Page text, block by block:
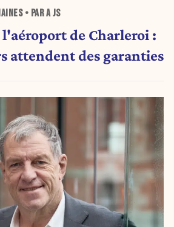
• PAR A JS
de Charleroi :
attendent des garanties